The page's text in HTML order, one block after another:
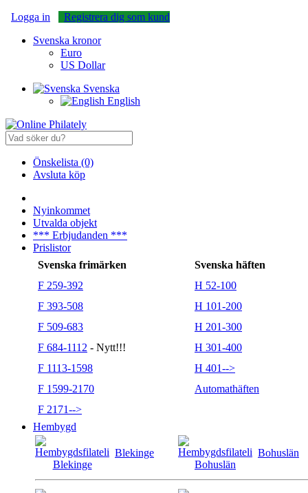
Logga in
Registrera dig som kund
Svenska kronor
Euro
US Dollar
Svenska
English
Önskelista (0)
Avsluta köp
Nyinkommet
Utvalda objekt
*** Erbjudanden ***
Prislistor
Svenska frimärken
Svenska häften
F 259-392
H 52-100
F 393-508
H 101-200
F 509-683
H 201-300
F 684-1112 - Nytt!!!
H 301-400
F 1113-1598
H 401-->
F 1599-2170
Automathäften
F 2171-->
Hembygd
Blekinge Bohuslän